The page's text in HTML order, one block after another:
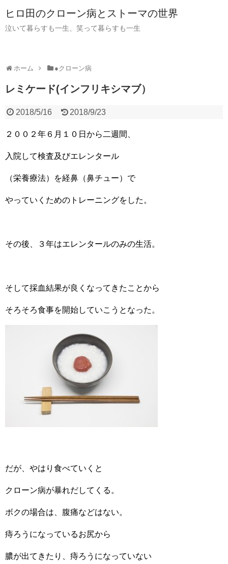
ヒロ田のクローン病とストーマの世界
泣いて暮らすも一生、笑って暮らすも一生
ホーム ●クローン病
レミケード(インフリキシマブ）
2018/5/16 2018/9/23
２００２年６月１０日から二週間、
入院して検査及びエレンタール
（栄養療法）を経鼻（鼻チュー）で
やっていくためのトレーニングをした。
その後、３年はエレンタールのみの生活。
そして採血結果が良くなってきたことから
そろそろ食事を開始していこうとなった。
だが、やはり食べていくと
クローン病が暴れだしてくる。
ボクの場合は、腹痛などはない。
痔ろうになっているお尻から
膿が出てきたり、痔ろうになっていない